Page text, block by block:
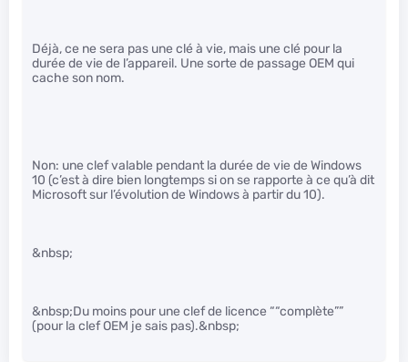
Déjà, ce ne sera pas une clé à vie, mais une clé pour la
durée de vie de l’appareil. Une sorte de passage OEM qui
cache son nom.
Non: une clef valable pendant la durée de vie de Windows
10 (c’est à dire bien longtemps si on se rapporte à ce qu’à dit
Microsoft sur l’évolution de Windows à partir du 10).
&nbsp;
&nbsp;Du moins pour une clef de licence ““complète””
(pour la clef OEM je sais pas).&nbsp;